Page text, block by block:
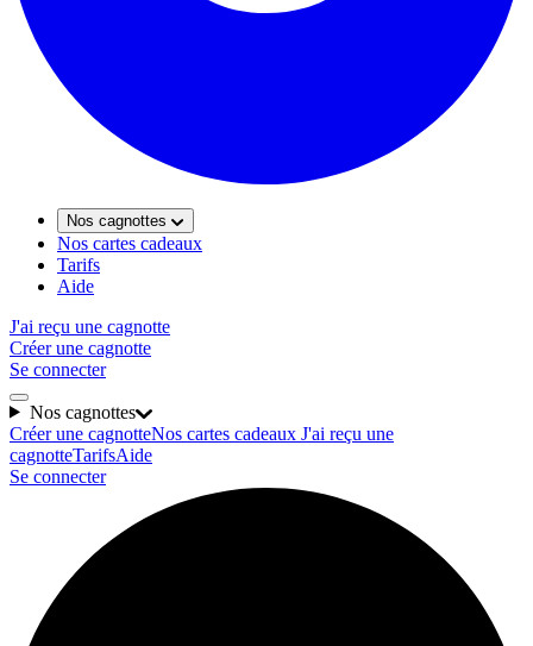
Nos cagnottes
Nos cartes cadeaux
Tarifs
Aide
J'ai reçu une cagnotte
Créer une cagnotte
Se connecter
Nos cagnottes
Créer une cagnotteNos cartes cadeaux J'ai reçu une
cagnotteTarifsAide
Se connecter